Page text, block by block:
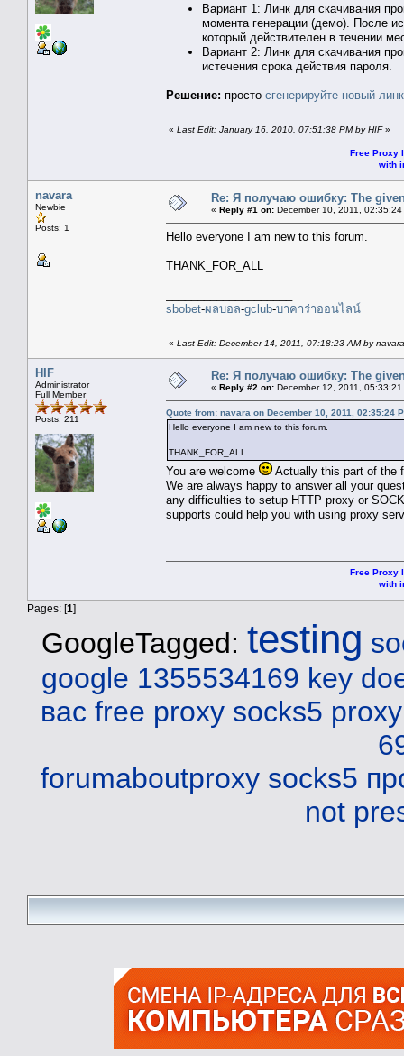
Вариант 1: Линк для скачивания
момента генерации (демо). После
который действителен в течении
Вариант 2: Линк для скачивания
истечения срока действия пароля.
Решение: просто сгенерируйте новый
« Last Edit: January 16, 2010, 07:51:38 PM by HIF»
Free Proxy
with
navara
Newbie
Posts: 1
Re: Я получаю ошибку: The
« Reply #1 on: December 10, 2011, 02:35:24
Hello everyone I am new to this forum.
THANK_FOR_ALL
sbobet-ผลบอล-gclub-บาคาร่าออนไลน์
« Last Edit: December 14, 2011, 07:18:23 AM by navara
HIF
Administrator
Full Member
Posts: 211
Re: Я получаю ошибку: The
« Reply #2 on: December 12, 2011, 05:33:21
Quote from: navara on December 10, 2011, 02:35:24
Hello everyone I am new to this forum.
THANK_FOR_ALL
You are welcome
Actually this part of the
We are always happy to answer all your
any difficulties to setup HTTP proxy or
supports could help you with using proxy
Free Proxy
with
Pages: [1]
GoogleTagged: testing
google 1355534169 key
вас free proxy socks5
forumaboutproxy socks5
not